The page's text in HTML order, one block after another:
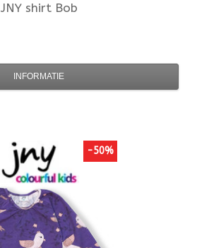
JNYshirt Bob
INFORMATIE
-50%